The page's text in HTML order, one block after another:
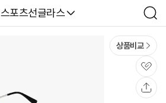
다나와
스포츠선글라스
검
색
상품비교
관
심